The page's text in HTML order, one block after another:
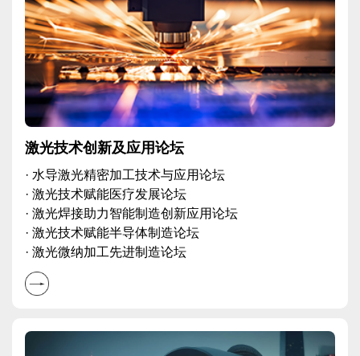
激光技术创新及应用论坛
· 水导激光精密加工技术与应用论坛
· 激光技术赋能医疗发展论坛
· 激光焊接助力智能制造创新应用论坛
· 激光技术赋能半导体制造论坛
· 激光微纳加工先进制造论坛